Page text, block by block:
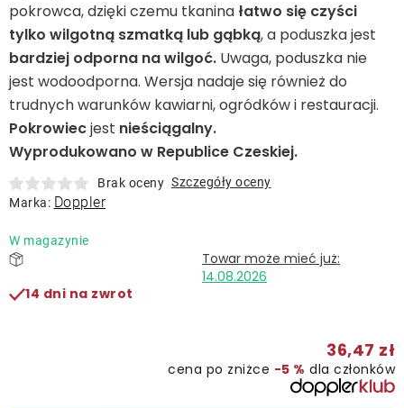
Produkty gastronomiczne
Kolekcja
Markowane marki
Korzyści klubu
O nas
Kontakt
pokrowca, dzięki czemu tkanina łatwo się czyści
tylko wilgotną szmatką lub gąbką, a poduszka jest
bardziej odporna na wilgoć. Uwaga, poduszka nie
jest wodoodporna. Wersja nadaje się również do
trudnych warunków kawiarni, ogródków i restauracji.
Pokrowiecjest nieściągalny.
Wyprodukowano w Republice Czeskiej.
Brak oceny Szczegóły oceny
Marka: Doppler
W magazynie
14.08.2026
14 dni na zwrot
36,47 zł
cena po zniżce −5 % dla członków